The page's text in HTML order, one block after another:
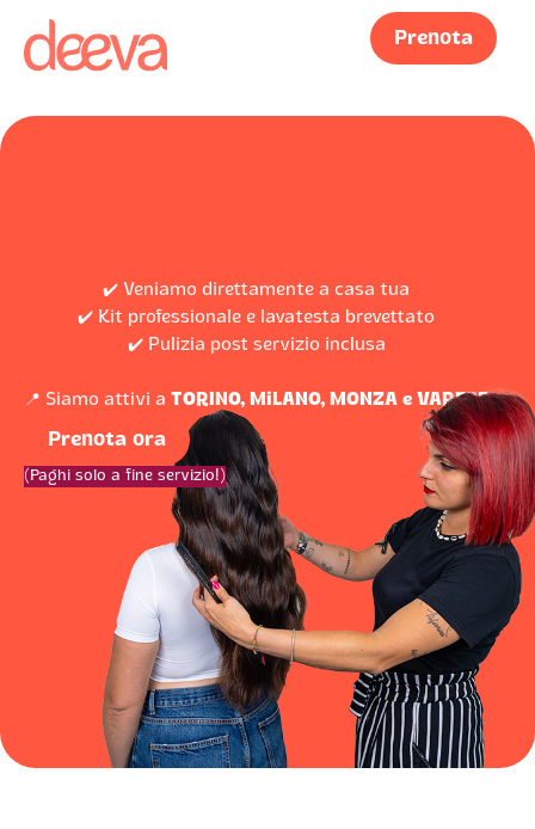
Prenota
✔️ Veniamo direttamente a casa tua
✔️ Kit professionale e lavatesta brevettato
✔️ Pulizia post servizio inclusa
📍 Siamo attivi a TORINO, MiLANO, MONZA e VARESE
Prenota ora
(Paghi solo a fine servizio!)